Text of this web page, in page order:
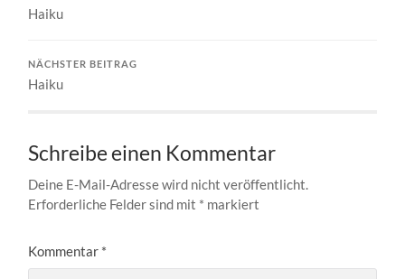
Haiku
NÄCHSTER BEITRAG
Haiku
Schreibe einen Kommentar
Deine E-Mail-Adresse wird nicht veröffentlicht.
Erforderliche Felder sind mit * markiert
Kommentar *